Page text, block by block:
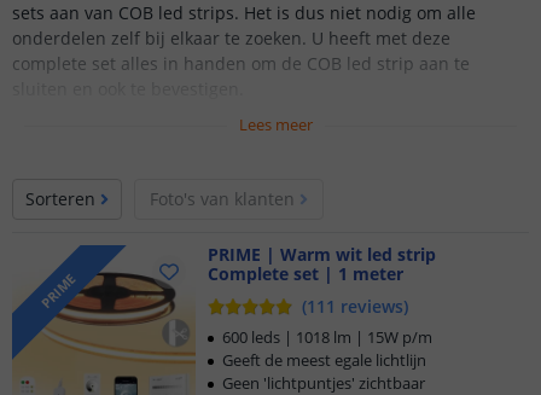
Voor 23:45 uur besteld,morgen in huis
sets aan van COB led strips. Het is dus niet nodig om alle
onderdelen zelf bij elkaar te zoeken. U heeft met deze
complete set alles in handen om de COB led strip aan te
Complete ledstrip sets Plug & Play
Prime (600 leds p/m)
Dimbaar
Hoge lichtopbrengst
Egale, 'dotless' verlichting
Lees meer
Sorteren Foto's van klanten
PRIME
PRIME | Warm wit led strip
Complete set | 1 meter
(111 reviews)
600 leds | 1018 lm | 15W p/m
Geeft de meest egale lichtlijn
Geen 'lichtpuntjes' zichtbaar